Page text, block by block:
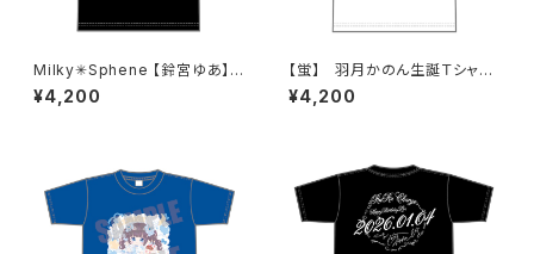
Milky✳︎Sphene 【鈴宮ゆあ】生
誕祭Tシャツ XXL〜XXXLサ
イズ
¥4,200
【蛍】 羽月かのん生誕Ｔシャツ
XXL〜XXXLサイズ
¥4,200